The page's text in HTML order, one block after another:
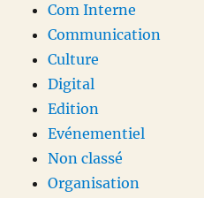
Com Interne
Communication
Culture
Digital
Edition
Evénementiel
Non classé
Organisation